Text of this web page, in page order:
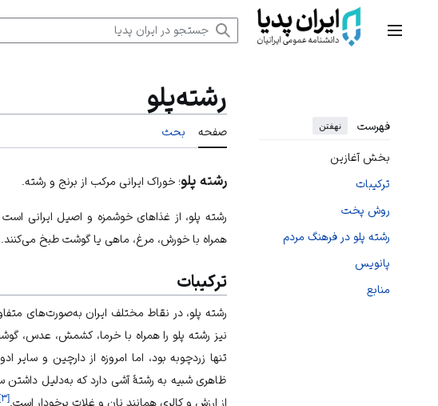
منوی اصلی
فهرست نهفتن
بخش آغازین
ترکیبات
روش پخت
رشته پلو در فرهنگ مردم
پانویس
منابع
رشته‌پلو
صفحه بحث
رشته پلو؛ خوراک ایرانی مرکب از برنج و رشته.
رشته پلو، از غذاهای خوشمزه و اصیل ایرانی
همراه با خورش، مرغ، ماهی یا گوشت طبخ می‌کنند.
ترکیبات
رشته پلو، در نقاط مختلف ایران به‌صورت‌های
نیز رشته پلو را همراه با خرما، کشمش، عدس،
تنها زردچوبه بود، اما امروزه از دارچین و
ظاهری شبیه به رشتهٔ آشی دارد که به‌دلیل داشتن
از ارزش و کالری همانند نان و غلات برخودار است.[۳]